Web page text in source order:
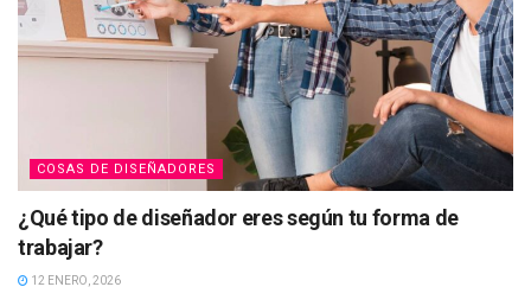
COSAS DE DISEÑADORES
¿Qué tipo de diseñador eres según tu forma de
trabajar?
12 ENERO, 2026